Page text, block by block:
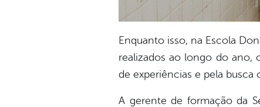
Enquanto isso, na Escola
realizados ao longo do ano,
de experiências e pela busca
A gerente de formação da